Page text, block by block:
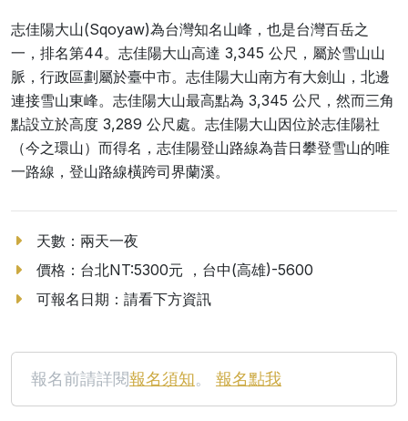
志佳陽大山(Sqoyaw)為台灣知名山峰，也是台灣百岳之
一，排名第44。志佳陽大山高達 3,345 公尺，屬於雪山山
脈，行政區劃屬於臺中市。志佳陽大山南方有大劍山，北邊
連接雪山東峰。志佳陽大山最高點為 3,345 公尺，然而三角
點設立於高度 3,289 公尺處。志佳陽大山因位於志佳陽社
（今之環山）而得名，志佳陽登山路線為昔日攀登雪山的唯
一路線，登山路線橫跨司界蘭溪。
天數：兩天一夜
價格：台北NT:5300元 ，台中(高雄)-5600
可報名日期：請看下方資訊
報名前請詳閱報名須知。 報名點我